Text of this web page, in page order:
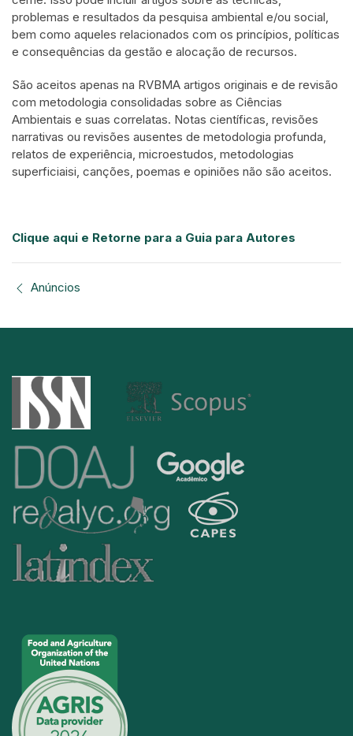
problemas e resultados da pesquisa ambiental e/ou social,
bem como aqueles relacionados com os princípios, políticas
e consequências da gestão e alocação de recursos.
São aceitos apenas na RVBMA artigos originais e de revisão
com metodologia consolidadas sobre as Ciências
Ambientais e suas correlatas. Notas científicas, revisões
narrativas ou revisões ausentes de metodologia profunda,
relatos de experiência, microestudos, metodologias
superficiaisi, canções, poemas e opiniões não são aceitos.
Clique aqui e Retorne para a Guia para Autores
Anúncios